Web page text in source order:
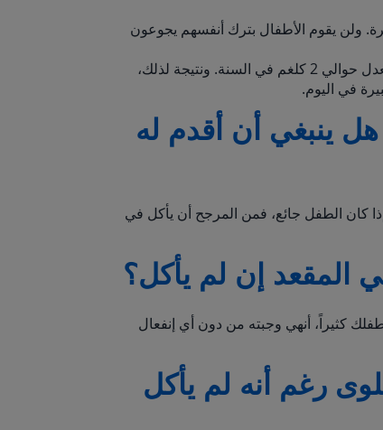
ولن يقوم الأطفال بترك أنفسهم يجوعون
تذكري أن الأطفال ما بين سنة و 5 سنوات يكسبون الوزن بمعدل حوالي 2 كلغم في السنة. ونتيجة لذلك،
هل ينبغي أن أقدم له
كان الطفل جائع، فمن المرجح أن يأكل في
المقعد إن لم يأكل؟
كثيراً، أنهي وجبته من دون أي إنفعال
رغم أنه لم يأكل